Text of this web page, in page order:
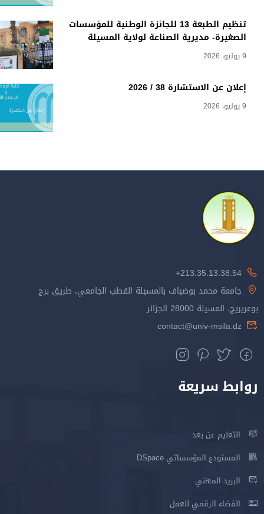
تنظيم الطبعة 13 للجائزة الوطنية للمؤسسات
الصغيرة- مديرية الصناعة لولاية المسيلة
9 يوليو، 2026
إعلان عن الاستشارة 38 / 2026
9 يوليو، 2026
213.35.13.38.54+
جامعة محمد بوضياف بالمسيلة القطب الجامعي، طريق برج
بوعريريج، المسيلة 28000 الجزائر
contact@univ-msila.dz
روابط سريعة
التعليم عن بعد
المستودع المؤسساتي DSpace
البريد المهني
الفضاء الرقمي للعمل